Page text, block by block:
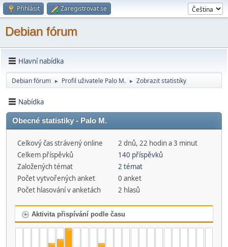
Přihlásit Zaregistrovat se
Debian fórum
Hlavní nabídka
Debian fórum ► Profil uživatele Palo M. ► Zobrazit statistiky
Nabídka
Obecné statistiky - Palo M.
Celkový čas strávený online
2 dnů, 22 hodin a 3 minut
Celkem příspěvků
140 příspěvků
Založených témat
2 témat
Počet vytvořených anket
0 anket
Počet hlasování v anketách
2 hlasů
Aktivita přispívání podle času